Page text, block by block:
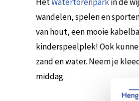
wandelen, spelen en
van hout, een mooie
kinderspeelplek! Ook
zand en water. Neem je
middag.